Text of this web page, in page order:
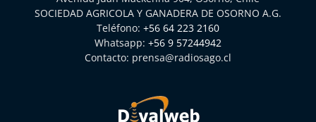
SOCIEDAD AGRICOLA Y GANADERA DE OSORNO A.G.
Teléfono: +56 64 223 2160
Whatsapp: +56 9 57244942
Contacto: prensa@radiosago.cl